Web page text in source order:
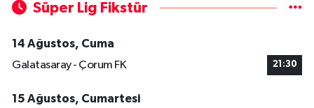
Süper Lig Fikstür
14 Ağustos, Cuma
Galatasaray - Çorum FK
21:30
15 Ağustos, Cumartesi